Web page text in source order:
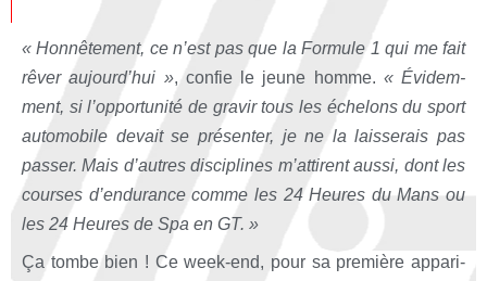
« Hon­nê­te­ment, ce n’est pas que la For­mule 1 qui me fait
rêver aujourd’hui », confie le jeune homme. « Évi­dem­
ment, si l’opportunité de gra­vir tous les éche­lons du sport
auto­mo­bile devait se pré­sen­ter, je ne la lais­se­rais pas
pas­ser. Mais d’autres dis­ci­plines m’attirent aus­si, dont les
courses d’endurance comme les 24 Heures du Mans ou
les 24 Heures de Spa en GT. »
Ça tombe bien ! Ce week-end, pour sa pre­mière appa­ri­